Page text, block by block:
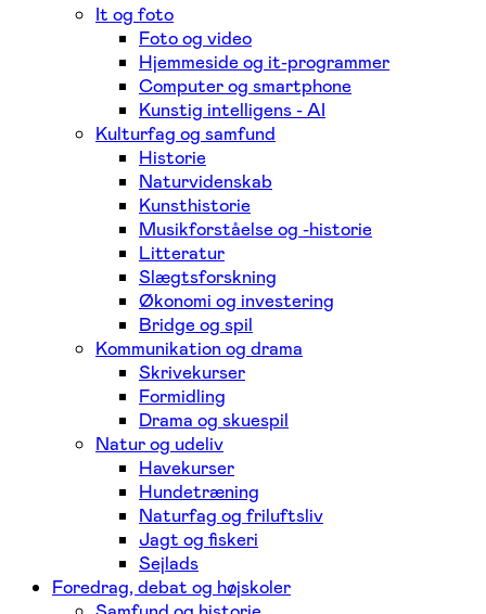
It og foto
Foto og video
Hjemmeside og it-programmer
Computer og smartphone
Kunstig intelligens - AI
Kulturfag og samfund
Historie
Naturvidenskab
Kunsthistorie
Musikforståelse og -historie
Litteratur
Slægtsforskning
Økonomi og investering
Bridge og spil
Kommunikation og drama
Skrivekurser
Formidling
Drama og skuespil
Natur og udeliv
Havekurser
Hundetræning
Naturfag og friluftsliv
Jagt og fiskeri
Sejlads
Foredrag, debat og højskoler